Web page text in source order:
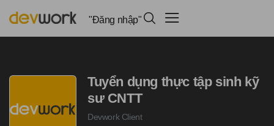
"Đăng nhập"
Tuyển dụng thực tập sinh kỹ
sư CNTT
Devwork Client